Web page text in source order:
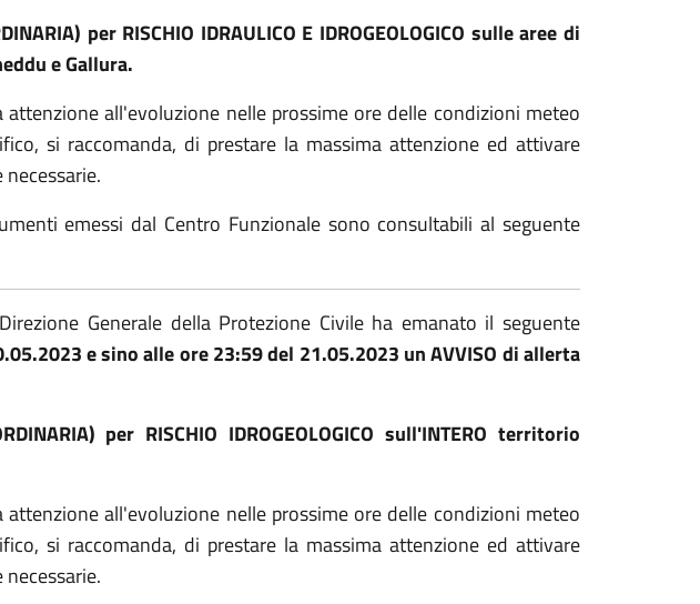
per RISCHIO IDRAULICO E IDROGEOLOGICO sulle aree di
e Gallura.
attenzione all'evoluzione nelle prossime ore delle condizioni meteo
si raccomanda, di prestare la massima attenzione ed attivare
emessi dal Centro Funzionale sono consultabili al seguente
Generale della Protezione Civile ha emanato il seguente
e sino alle ore 23:59 del 21.05.2023 un AVVISO di allerta
per RISCHIO IDROGEOLOGICO sull'INTERO territorio
attenzione all'evoluzione nelle prossime ore delle condizioni meteo
si raccomanda, di prestare la massima attenzione ed attivare